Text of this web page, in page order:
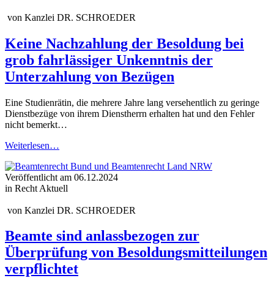
von Kanzlei DR. SCHROEDER
Keine Nachzahlung der Besoldung bei
grob fahrlässiger Unkenntnis der
Unterzahlung von Bezügen
Eine Studienrätin, die mehrere Jahre lang versehentlich zu geringe
Dienstbezüge von ihrem Dienstherrn erhalten hat und den Fehler
nicht bemerkt…
Weiterlesen…
Veröffentlicht am 06.12.2024
in Recht Aktuell
von Kanzlei DR. SCHROEDER
Beamte sind anlassbezogen zur
Überprüfung von Besoldungsmitteilungen
verpflichtet